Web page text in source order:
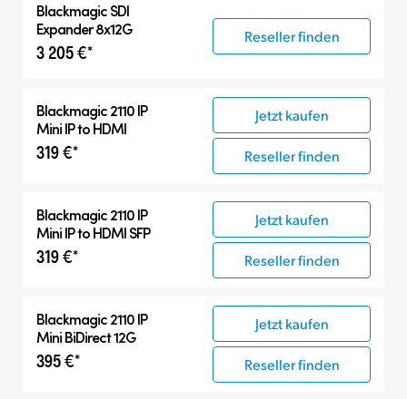
BlackmagicSDI
Expander 8x12G
3 205 €*
Reseller finden
Blackmagic 2110 IP
Mini IP to HDMI
319 €*
Jetzt kaufen
Reseller finden
Blackmagic 2110 IP
Mini IP to HDMI SFP
319 €*
Jetzt kaufen
Reseller finden
Blackmagic 2110 IP
Mini BiDirect 12G
395 €*
Jetzt kaufen
Reseller finden